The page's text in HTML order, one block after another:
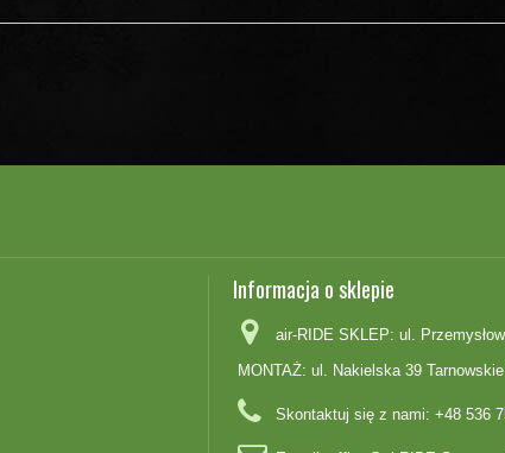
Informacja o sklepie
air-RIDE SKLEP: ul.
MONTAŻ: ul. Nakielska 39
Skontaktuj się z nami: +48 536